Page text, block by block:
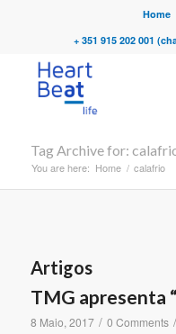
Home
+ 351 915 202 001
Tag Archive for:
You are here: Home / calafrio
Artigos
TMG apresenta
8 Maio, 2017 / 0 Comments /